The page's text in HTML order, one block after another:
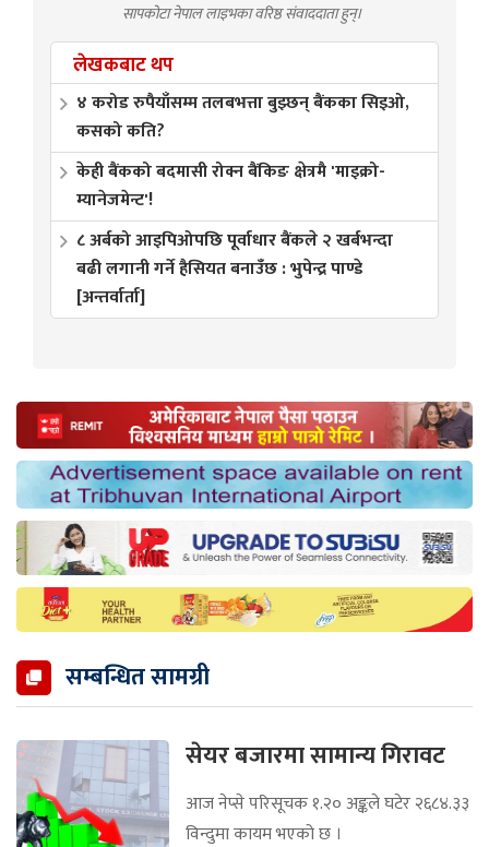
सापकोटा नेपाल लाइभका वरिष्ठ संवाददाता हुन्।
लेखकबाट थप
४ करोड रुपैयाँसम्म तलबभत्ता बुझ्छन् बैंकका सिइओ,
कसको कति?
केही बैंकको बदमासी रोक्न बैंकिङ क्षेत्रमै 'माइक्रो-
म्यानेजमेन्ट'!
८ अर्बको आइपिओपछि पूर्वाधार बैंकले २ खर्बभन्दा
बढी लगानी गर्ने हैसियत बनाउँछ : भुपेन्द्र पाण्डे
[अन्तर्वार्ता]
सम्बन्धित सामग्री
सेयर बजारमा सामान्य गिरावट
आज नेप्से परिसूचक १.२० अङ्कले घटेर २६८४.३३
विन्दुमा कायम भएको छ ।